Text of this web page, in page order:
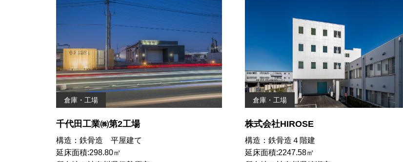
倉庫・工場
千代田工業㈱第2工場
構造：鉄骨造 平屋建て
延床面積:298.80㎡
倉庫・工場
株式会社HIROSE
構造：鉄骨造４階建
延床面積:2247.58㎡